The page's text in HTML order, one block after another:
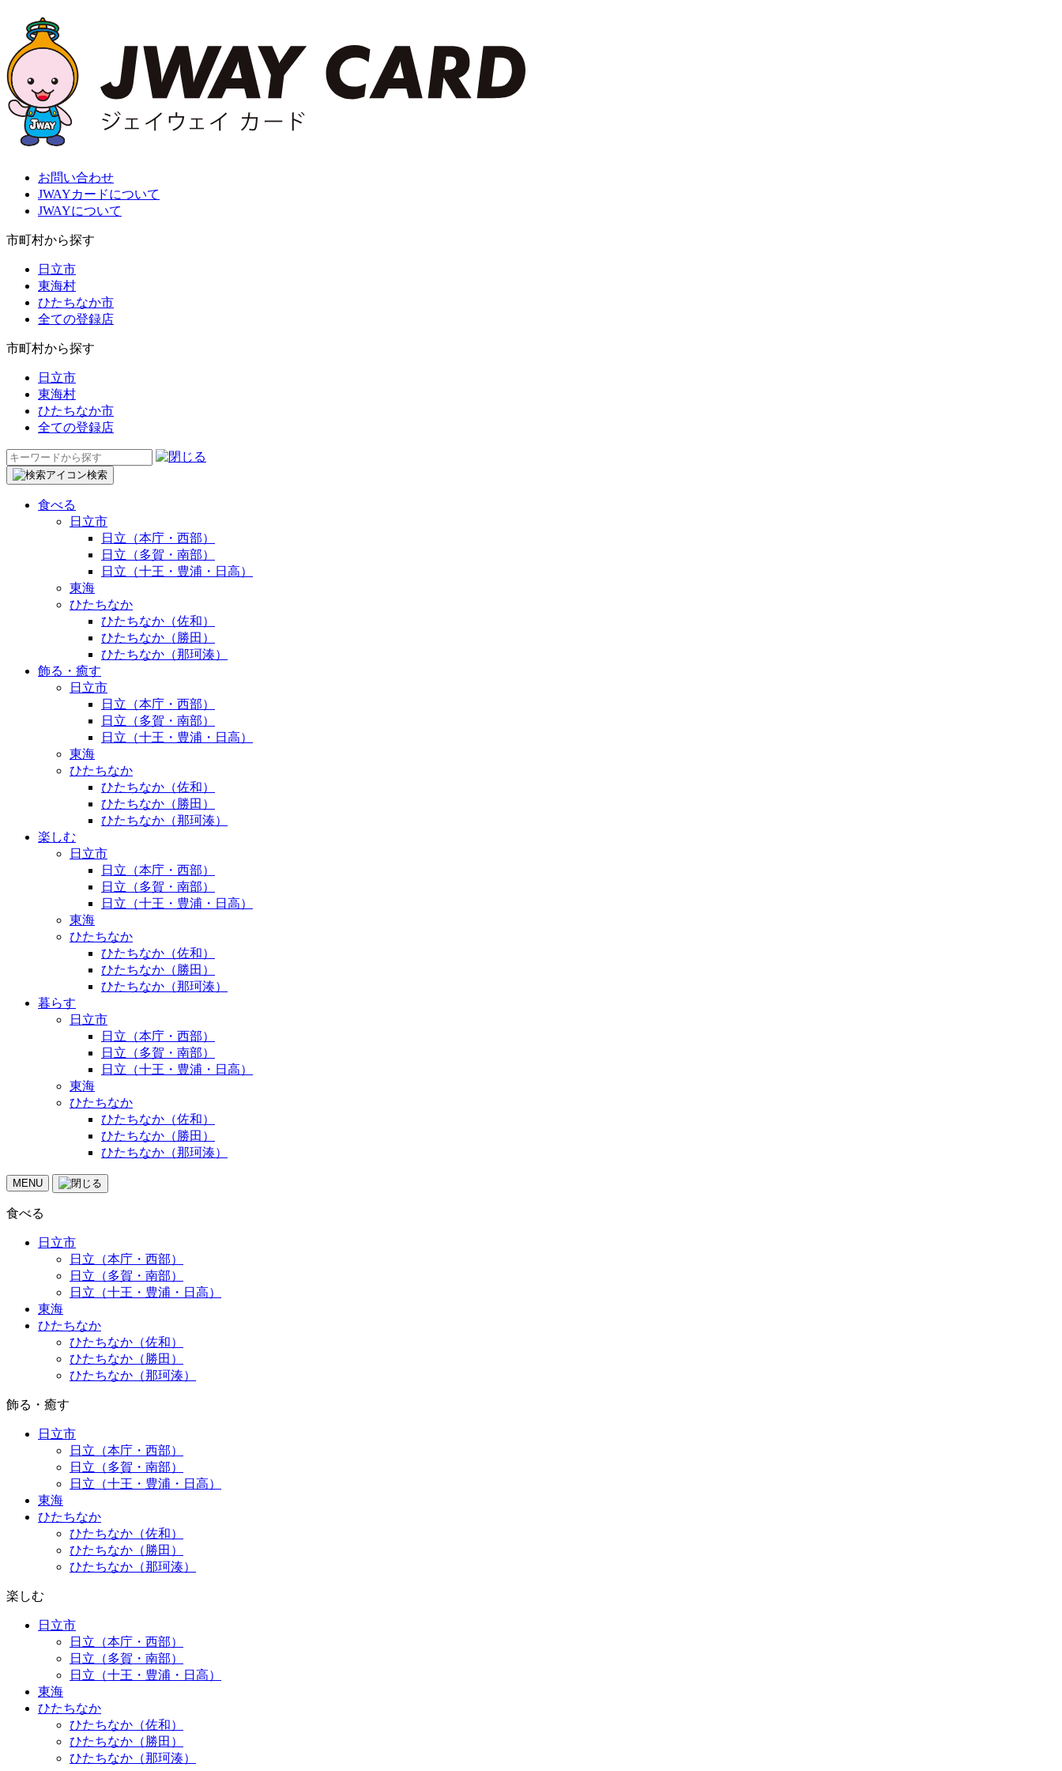
お問い合わせ
JWAYカードについて
JWAYについて
市町村から探す
日立市
東海村
ひたちなか市
全ての登録店
市町村から探す
日立市
東海村
ひたちなか市
全ての登録店
検
索:
検索
食べる
日立市
日立（本庁・西部）
日立（多賀・南部）
日立（十王・豊浦・日高）
東海
ひたちなか
ひたちなか（佐和）
ひたちなか（勝田）
ひたちなか（那珂湊）
飾る・癒す
日立市
日立（本庁・西部）
日立（多賀・南部）
日立（十王・豊浦・日高）
東海
ひたちなか
ひたちなか（佐和）
ひたちなか（勝田）
ひたちなか（那珂湊）
楽しむ
日立市
日立（本庁・西部）
日立（多賀・南部）
日立（十王・豊浦・日高）
東海
ひたちなか
ひたちなか（佐和）
ひたちなか（勝田）
ひたちなか（那珂湊）
暮らす
日立市
日立（本庁・西部）
日立（多賀・南部）
日立（十王・豊浦・日高）
東海
ひたちなか
ひたちなか（佐和）
ひたちなか（勝田）
ひたちなか（那珂湊）
MENU
食べる
日立市
日立（本庁・西部）
日立（多賀・南部）
日立（十王・豊浦・日高）
東海
ひたちなか
ひたちなか（佐和）
ひたちなか（勝田）
ひたちなか（那珂湊）
飾る・癒す
日立市
日立（本庁・西部）
日立（多賀・南部）
日立（十王・豊浦・日高）
東海
ひたちなか
ひたちなか（佐和）
ひたちなか（勝田）
ひたちなか（那珂湊）
楽しむ
日立市
日立（本庁・西部）
日立（多賀・南部）
日立（十王・豊浦・日高）
東海
ひたちなか
ひたちなか（佐和）
ひたちなか（勝田）
ひたちなか（那珂湊）